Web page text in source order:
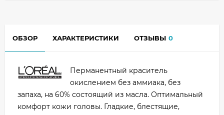
ОБЗОР ХАРАКТЕРИСТИКИ ОТЗЫВЫ 0
Перманентный краситель
окислением без аммиака, без
запаха, на 60% состоящий из масла. Оптимальный
комфорт кожи головы. Гладкие, блестящие,